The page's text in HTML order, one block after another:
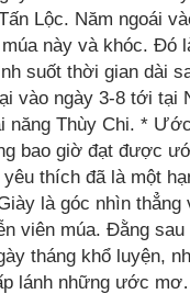
Lộc. Năm ngoái
này và khóc. Đó
suốt thời gian dài
vào ngày 3-8 tới tại
năng Thùy Chi. *
bao giờ đạt được
thích đã là một
là góc nhìn
viên múa. Đằng sau
tháng khổ luyện,
lánh những ước